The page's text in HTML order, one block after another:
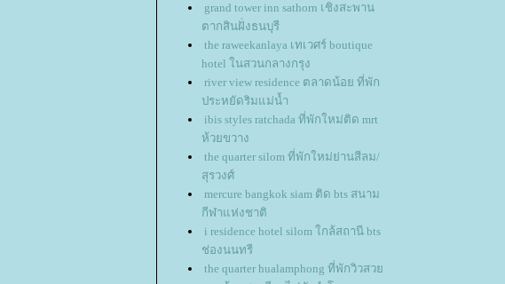
grand tower inn sathorn เชิงสะพาน
ตากสินฝั่งธนบุรี
the raweekanlaya เทเวศร์ boutique
hotel ในสวนกลางกรุง
river view residence ตลาดน้อย ที่พัก
ประหยัดริมแม่น้ำ
ibis styles ratchada ที่พักใหม่ติด mrt
ห้วยขวาง
the quarter silom ที่พักใหม่ย่านสีลม/
สุรวงศ์
mercure bangkok siam ติด bts สนาม
กีฬาแห่งชาติ
i residence hotel silom ใกล้สถานี bts
ช่องนนทรี
the quarter hualamphong ที่พักวิวสว